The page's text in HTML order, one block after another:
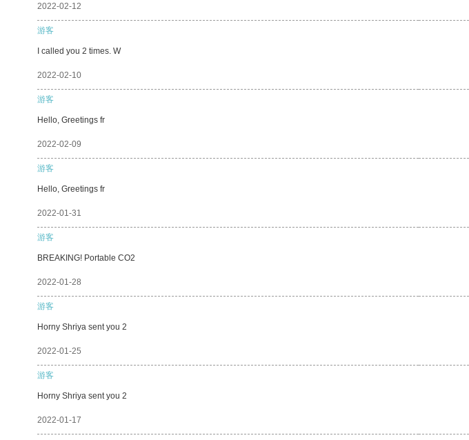
2022-02-12
游客
I called you 2 times. W
2022-02-10
游客
Hello, Greetings fr
2022-02-09
游客
Hello, Greetings fr
2022-01-31
游客
BREAKING! Portable CO2
2022-01-28
游客
Horny Shriya sent you 2
2022-01-25
游客
Horny Shriya sent you 2
2022-01-17